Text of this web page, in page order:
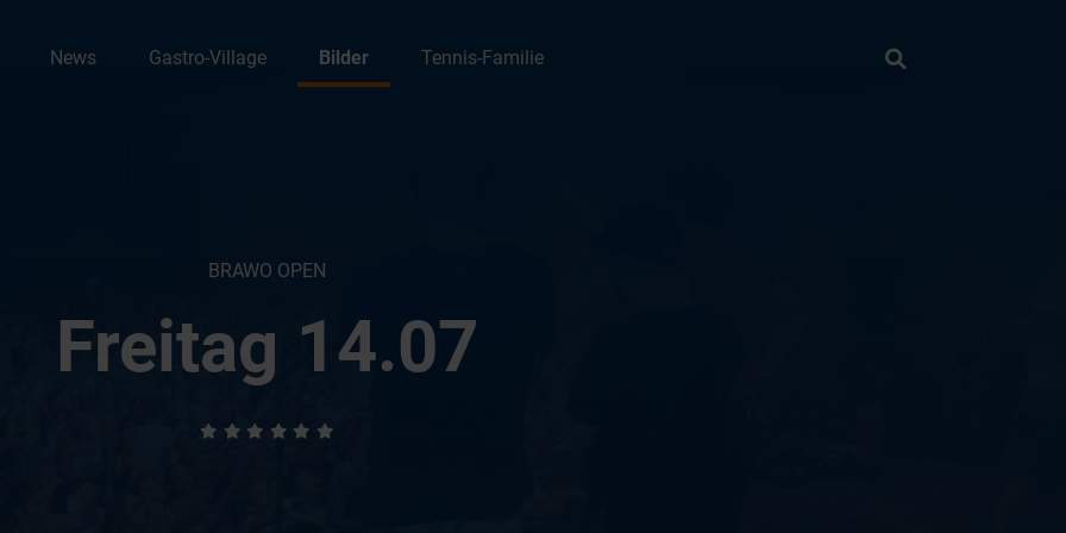
News Gastro-Village Bilder Tennis-Familie Suche
BRAWO OPEN
Freitag 14.07